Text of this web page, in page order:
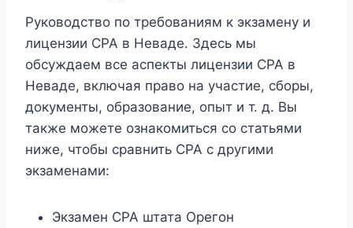
Руководство по требованиям к экзамену и
лицензии CPA в Неваде. Здесь мы
обсуждаем все аспекты лицензии CPA в
Неваде, включая право на участие, сборы,
документы, образование, опыт и т. д. Вы
также можете ознакомиться со статьями
ниже, чтобы сравнить CPA с другими
экзаменами:
Экзамен CPA штата Орегон